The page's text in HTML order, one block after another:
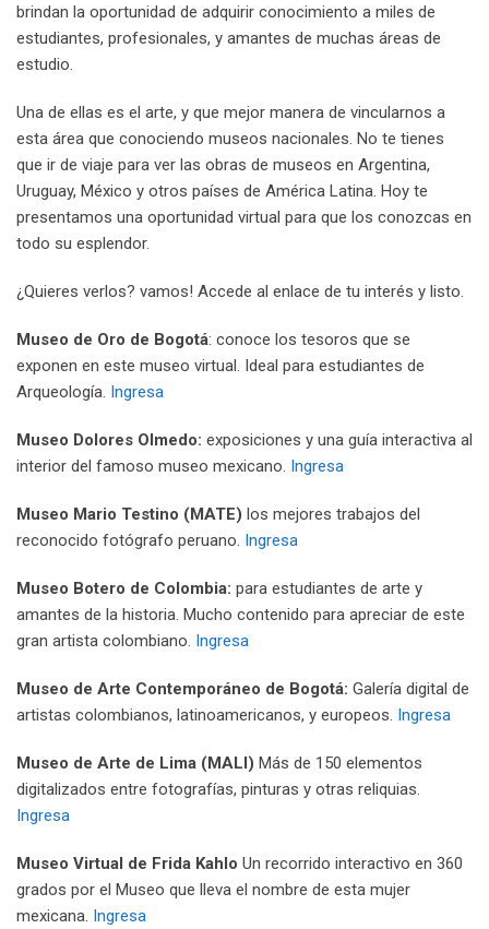
brindan la oportunidad de adquirir conocimiento a miles de
estudiantes, profesionales, y amantes de muchas áreas de
estudio.
Una de ellas es el arte, y que mejor manera de vincularnos a
esta área que conociendo museos nacionales. No te tienes
que ir de viaje para ver las obras de museos en Argentina,
Uruguay, México y otros países de América Latina. Hoy te
presentamos una oportunidad virtual para que los conozcas en
todo su esplendor.
¿Quieres verlos? vamos! Accede al enlace de tu interés y listo.
Museo de Oro de Bogotá: conoce los tesoros que se
exponen en este museo virtual. Ideal para estudiantes de
Arqueología. Ingresa
Museo Dolores Olmedo: exposiciones y una guía interactiva al
interior del famoso museo mexicano. Ingresa
Museo Mario Testino (MATE) los mejores trabajos del
reconocido fotógrafo peruano. Ingresa
Museo Botero de Colombia: para estudiantes de arte y
amantes de la historia. Mucho contenido para apreciar de este
gran artista colombiano. Ingresa
Museo de Arte Contemporáneo de Bogotá: Galería digital de
artistas colombianos, latinoamericanos, y europeos. Ingresa
Museo de Arte de Lima (MALI) Más de 150 elementos
digitalizados entre fotografías, pinturas y otras reliquias.
Ingresa
Museo Virtual de Frida Kahlo Un recorrido interactivo en 360
grados por el Museo que lleva el nombre de esta mujer
mexicana. Ingresa